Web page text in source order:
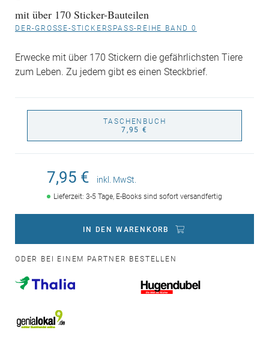
mit über 170 Sticker-Bauteilen
DER-GROSSE-STICKERSPASS-REIHE BAND 0
Erwecke mit über 170 Stickern die gefährlichsten Tiere
zum Leben. Zu jedem gibt es einen Steckbrief.
TASCHENBUCH
7,95 €
7,95 € inkl. MwSt.
Lieferzeit: 3-5 Tage, E-Books sind sofort versandfertig
IN DEN WARENKORB
ODER BEI EINEM PARTNER BESTELLEN